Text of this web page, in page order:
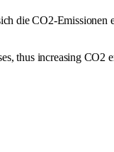
die CO2-Emissionen
thus increasing